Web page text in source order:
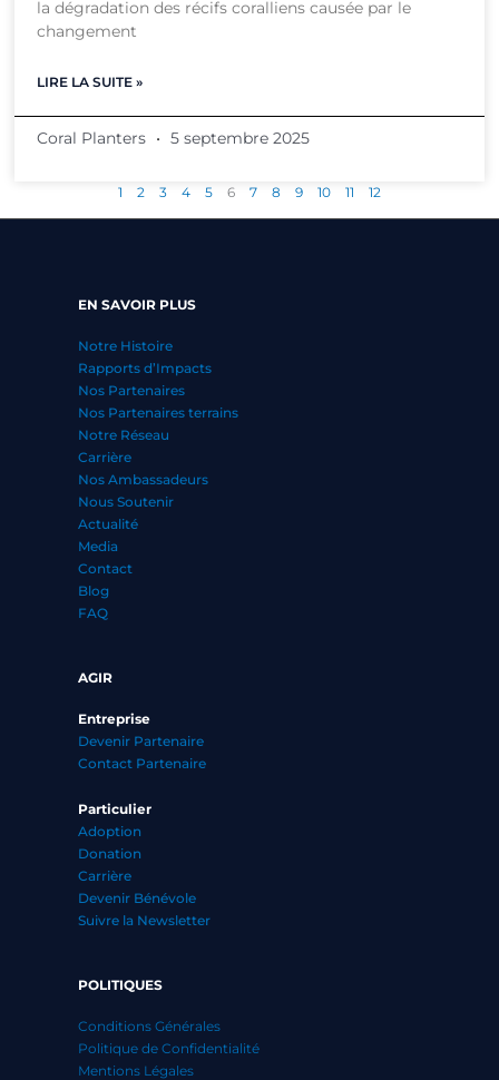
la dégradation des récifs coralliens causée par le
changement
LIRE LA SUITE »
Coral Planters 5 septembre 2025
1 2 3 4 5 6 7 8 9 10 11 12
EN SAVOIR PLUS
Notre Histoire
Rapports d’Impacts
Nos Partenaires
Nos Partenaires terrains
Notre Réseau
Carrière
Nos Ambassadeurs
Nous Soutenir
Actualité
Media
Contact
Blog
FAQ
AGIR
Entreprise
Devenir Partenaire
Contact Partenaire
Particulier
Adoption
Donation
Carrière
Devenir Bénévole
Suivre la Newsletter
POLITIQUES
Conditions Générales
Politique de Confidentialité
Mentions Légales